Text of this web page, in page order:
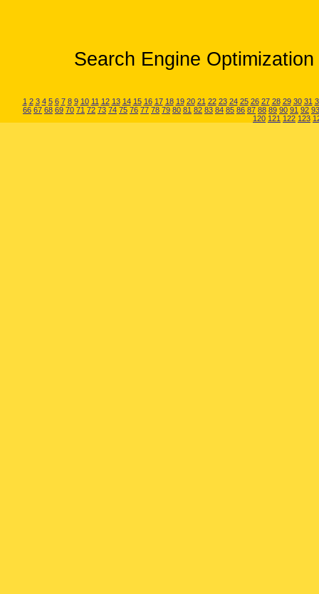
Search Engine
1 2 3 4 5 6 7 8 9 10 11 12 13 14 15 16 17 18 19 20 21 22 23 24 25 26 27 28 29 30 31
66 67 68 69 70 71 72 73 74 75 76 77 78 79 80 81 82 83 84 85 86 87 88 89 90 91 92 93
120 121 122 123